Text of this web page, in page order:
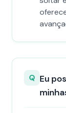
Q Eu